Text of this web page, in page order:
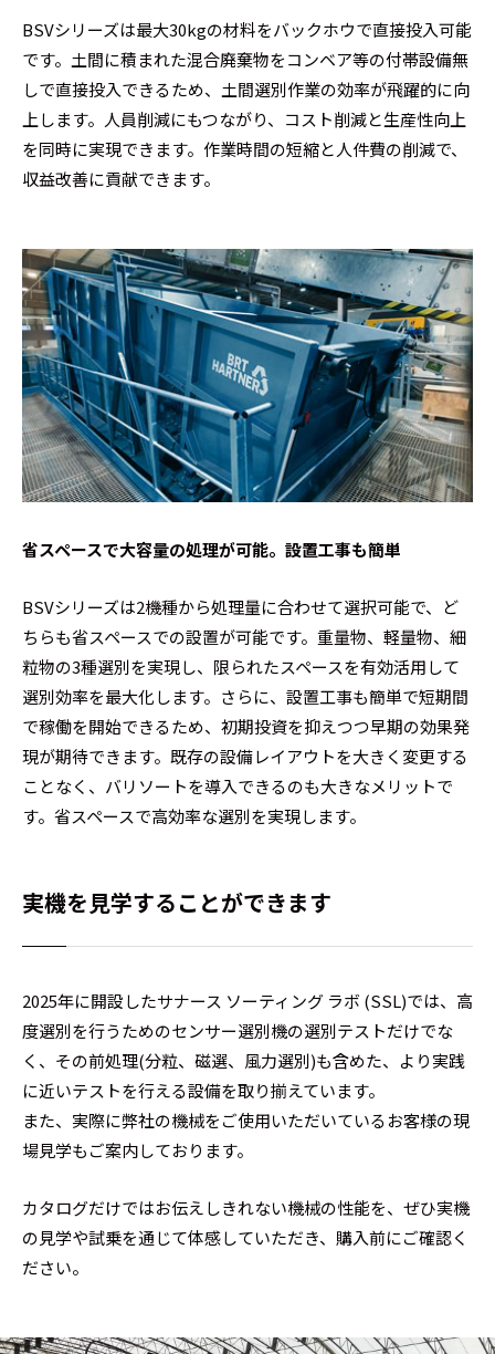
BSVシリーズは最大30kgの材料をバックホウで直接投入可能
です。土間に積まれた混合廃棄物をコンベア等の付帯設備無
しで直接投入できるため、土間選別作業の効率が飛躍的に向
上します。人員削減にもつながり、コスト削減と生産性向上
を同時に実現できます。作業時間の短縮と人件費の削減で、
収益改善に貢献できます。
省スペースで大容量の処理が可能。設置工事も簡単
BSVシリーズは2機種から処理量に合わせて選択可能で、ど
ちらも省スペースでの設置が可能です。重量物、軽量物、細
粒物の3種選別を実現し、限られたスペースを有効活用して
選別効率を最大化します。さらに、設置工事も簡単で短期間
で稼働を開始できるため、初期投資を抑えつつ早期の効果発
現が期待できます。既存の設備レイアウトを大きく変更する
ことなく、バリソートを導入できるのも大きなメリットで
す。省スペースで高効率な選別を実現します。
実機を見学することができます
2025年に開設したサナース ソーティング ラボ (SSL)では、高
度選別を行うためのセンサー選別機の選別テストだけでな
く、その前処理(分粒、磁選、風力選別)も含めた、より実践
に近いテストを行える設備を取り揃えています。
また、実際に弊社の機械をご使用いただいているお客様の現
場見学もご案内しております。
カタログだけではお伝えしきれない機械の性能を、ぜひ実機
の見学や試乗を通じて体感していただき、購入前にご確認く
ださい。